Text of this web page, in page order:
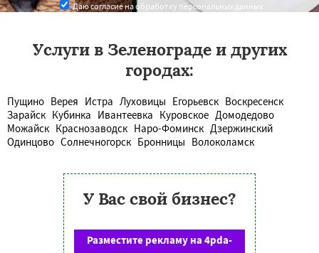
Даю согласие на обработку персональных данных
Услуги в Зеленограде и других
городах:
Пущино Верея Истра Луховицы Егорьевск Воскресенск
Зарайск Кубинка Ивантеевка Куровское Домодедово
Можайск Краснозаводск Наро-Фоминск Дзержинский
Одинцово Солнечногорск Бронницы Волоколамск
У Вас свой бизнес?
Разместите рекламу на 4pda-